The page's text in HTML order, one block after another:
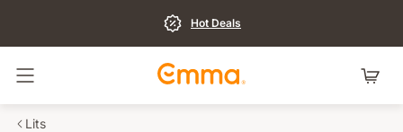
Hot Deals
Basculer la navigation
Lits